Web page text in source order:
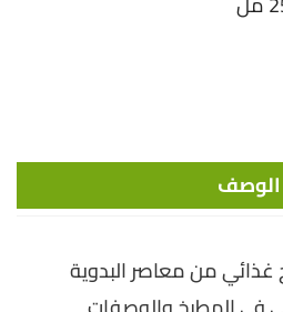
الوصف
غذائي من معاصر البدوية